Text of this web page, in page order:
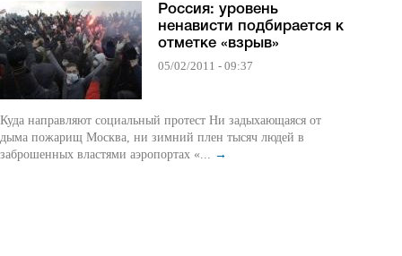
Россия: уровень
ненависти подбирается к
отметке «взрыв»
05/02/2011 - 09:37
Куда направляют социальный протест Ни задыхающаяся от
дыма пожарищ Москва, ни зимний плен тысяч людей в
заброшенных властями аэропортах «... →